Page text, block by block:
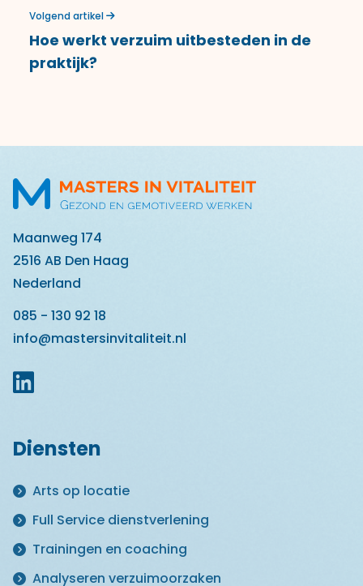
Volgend artikel
Hoe werkt verzuim uitbesteden in de
praktijk?
Maanweg 174
2516 AB Den Haag
Nederland
085 - 130 92 18
info@mastersinvitaliteit.nl
Diensten
Arts op locatie
Full Service dienstverlening
Trainingen en coaching
Analyseren verzuimoorzaken